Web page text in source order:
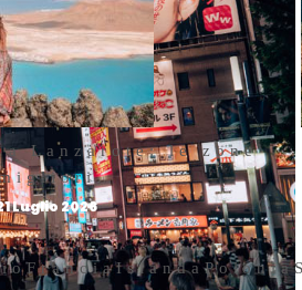
a Lanzarote: le zone
Luglio 2026
FranciaIslandaPolonia